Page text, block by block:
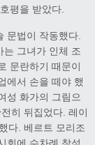
평을 받았다.
문법이 작동했다.
는 그녀가 인체 조
문란하기 때문이
에서 손을 떼야 했
성 화가의 그림으
히 뒤집었다. 레이
다. 베르트 모리조